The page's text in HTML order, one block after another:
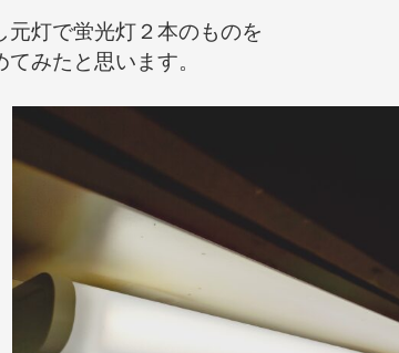
元灯で蛍光灯２本のものを
てみたと思います。